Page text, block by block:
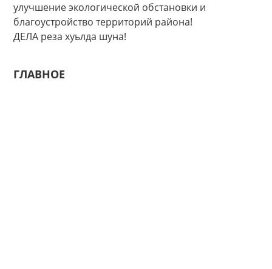
улучшение экологической обстановки и
благоустройство территорий района!
ДЕЛА реза хуьлда шуна!
ГЛАВНОЕ